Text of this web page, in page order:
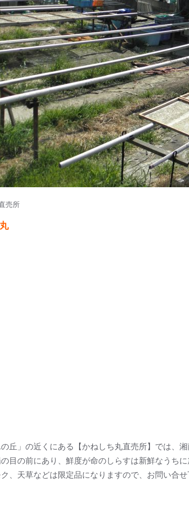
売所
の丘」の近くにある【かねしち丸直売所】では、
目の前にあり、鮮度が命のしらすは新鮮なうち
、天草などは限定品になりますので、お問い合